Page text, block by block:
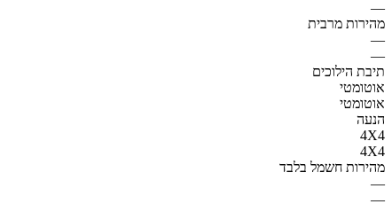
—
מהירות מרבית
—
—
תיבת הילוכים
אוטומטי
אוטומטי
הנעה
4X4
4X4
מהירות חשמל בלבד
—
—